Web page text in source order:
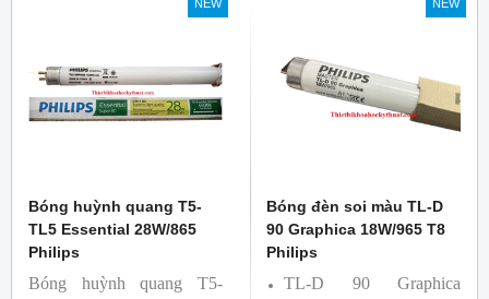
NEW
Bóng huỳnh quang T5-
TL5 Essential 28W/865
Philips
Bóng huỳnh quang T5-
NEW
Bóng đèn soi màu TL-D
90 Graphica 18W/965 T8
Philips
TL-D 90 Graphica